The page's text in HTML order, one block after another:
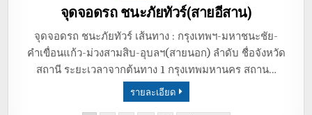
in
จุดจอดรถ ชนะภัยทัวร์(สายอีสาน)
จุดจอดรถ ชนะภัยทัวร์ เส้นทาง : กรุงเทพฯ-มหาชนะชัย-
คำเขื่อนแก้ว-ม่วงสามสิบ-อุบลฯ(สายนอก) ลำดับ ชื่อจังหวัด
สถานี ระยะเวลาจากต้นทาง 1 กรุงเทพมหานคร สถาน…
รายละเอียด